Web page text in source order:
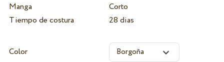
Manga
Corto
Tiempo de costura
28 dias
Color